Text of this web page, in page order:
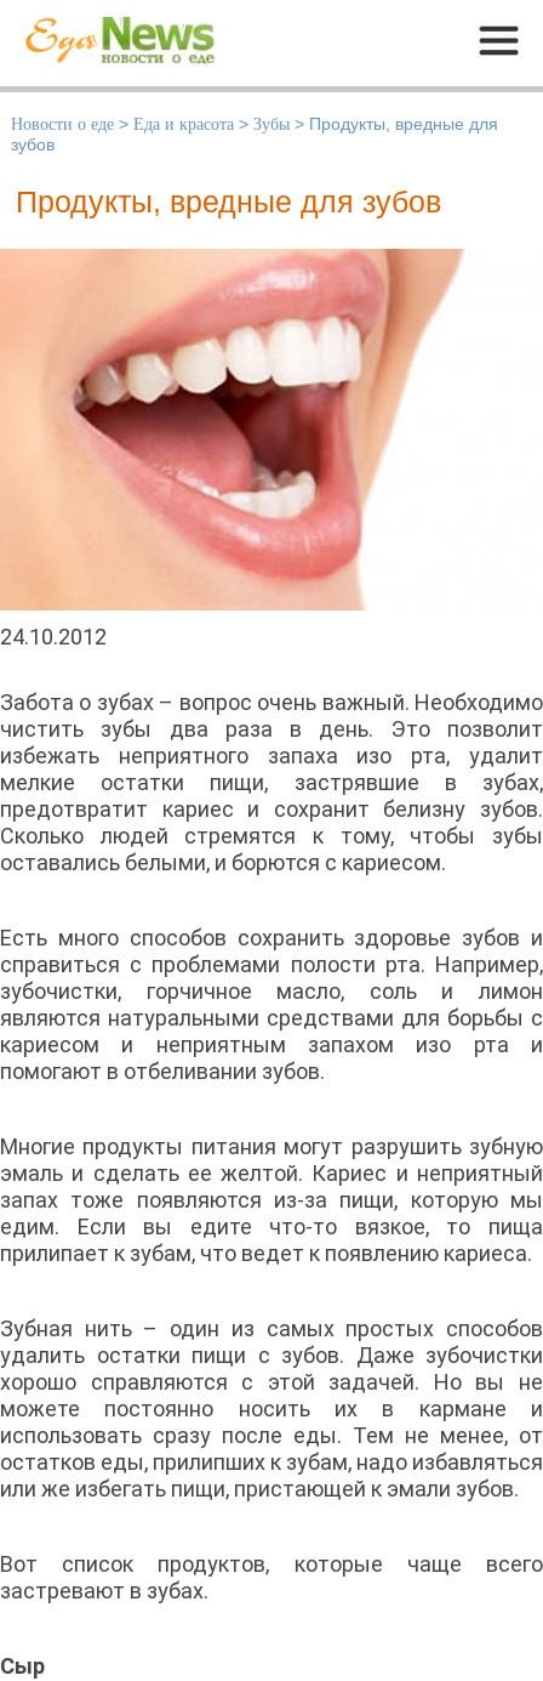
Меню
Новости о еде > Еда и красота > Зубы > Продукты, вредные для
зубов
Продукты, вредные для зубов
24.10.2012
Забота о зубах – вопрос очень важный. Необходимо
чистить зубы два раза в день. Это позволит
избежать неприятного запаха изо рта, удалит
мелкие остатки пищи, застрявшие в зубах,
предотвратит кариес и сохранит белизну зубов.
Сколько людей стремятся к тому, чтобы зубы
оставались белыми, и борются с кариесом.
Есть много способов сохранить здоровье зубов и
справиться с проблемами полости рта. Например,
зубочистки, горчичное масло, соль и лимон
являются натуральными средствами для борьбы с
кариесом и неприятным запахом изо рта и
помогают в отбеливании зубов.
Многие продукты питания могут разрушить зубную
эмаль и сделать ее желтой. Кариес и неприятный
запах тоже появляются из-за пищи, которую мы
едим. Если вы едите что-то вязкое, то пища
прилипает к зубам, что ведет к появлению кариеса.
Зубная нить – один из самых простых способов
удалить остатки пищи с зубов. Даже зубочистки
хорошо справляются с этой задачей. Но вы не
можете постоянно носить их в кармане и
использовать сразу после еды. Тем не менее, от
остатков еды, прилипших к зубам, надо избавляться
или же избегать пищи, пристающей к эмали зубов.
Вот список продуктов, которые чаще всего
застревают в зубах.
Сыр